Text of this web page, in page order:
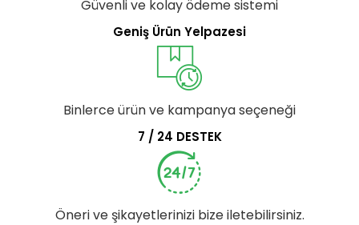
Güvenli ve kolay ödeme sistemi
Geniş Ürün Yelpazesi
Binlerce ürün ve kampanya seçeneği
7 / 24 DESTEK
Öneri ve şikayetlerinizi bize iletebilirsiniz.